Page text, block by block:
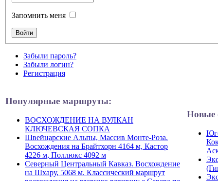
Запомнить меня
Забыли пароль?
Забыли логин?
Регистрация
Популярные маршруты:
ВОСХОЖДЕНИЕ НА ВУЛКАН
КЛЮЧЕВСКАЯ СОПКА
Швейцарские Альпы, Массив Монте-Роза.
Восхождения на Брайтхорн 4164 м, Кастор
4226 м, Поллюкс 4092 м
Северный Центральный Кавказ. Восхождение
на Шхару, 5068 м. Классический маршрут
Новые